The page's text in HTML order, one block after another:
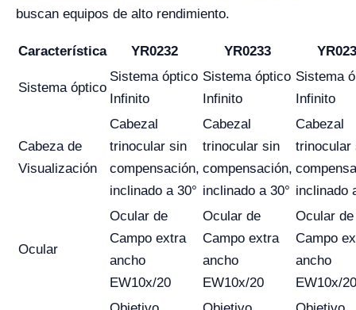
buscan equipos de alto rendimiento.
Característica YR0232 YR0233
Sistema óptico
Sistema óptico
Infinito
Sistema óptico
Infinito
Sistema
Infinito
Cabeza de
Visualización
Cabezal
trinocular sin
compensación,
inclinado a 30°
Cabezal
trinocular sin
compensación,
inclinado a 30°
Cabezal
trinocular
inclinado
Ocular
Ocular de
Campo extra
ancho
EW10x/20
Ocular de
Campo extra
ancho
EW10x/20
Ocular de
Campo
ancho
EW10x/20